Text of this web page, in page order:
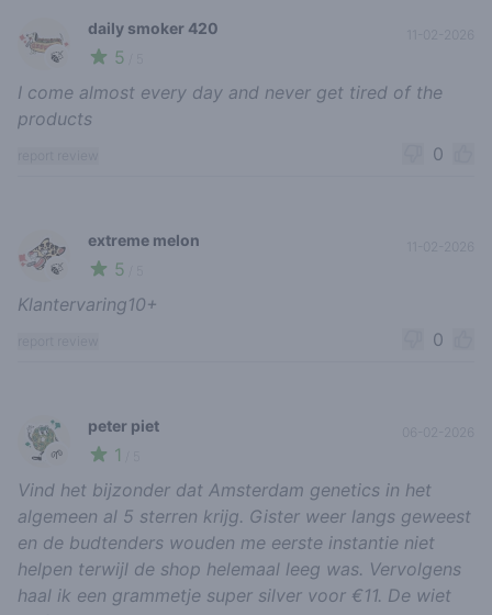
🍃
daily smoker 420
5
I come almost every day and never get tired of the
products
0
🍃
extreme melon
5
Klantervaring10+
0
🌱
peter piet
1
Vind het bijzonder dat Amsterdam genetics in het
algemeen al 5 sterren krijg. Gister weer langs geweest
en de budtenders wouden me eerste instantie niet
helpen terwijl de shop helemaal leeg was. Vervolgens
haal ik een grammetje super silver voor €11. De wiet